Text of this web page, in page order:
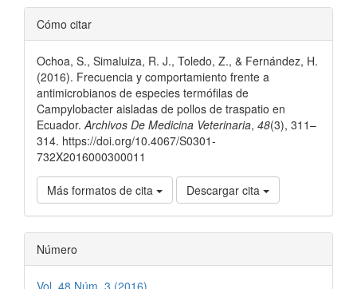
Detalles
del
artículo
Cómo citar
Ochoa, S., Simaluiza, R. J., Toledo, Z., & Fernández, H.
(2016). Frecuencia y comportamiento frente a
antimicrobianos de especies termófilas de
Campylobacter aisladas de pollos de traspatio en
Ecuador. Archivos De Medicina Veterinaria, 48(3), 311–
314. https://doi.org/10.4067/S0301-
732X2016000300011
Más formatos de cita Descargar cita
Número
Vol. 48 Núm. 3 (2016)